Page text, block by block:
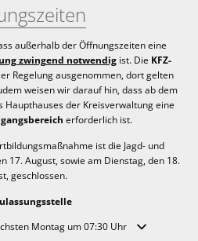
außerhalb der Öffnungszeiten eine
zwingend notwendigist. Die KFZ-
Regelung ausgenommen, dort gelten
weisen wir darauf hin, dass ab dem
Haupthauses der Kreisverwaltung eine
erforderlich ist.
ist die Jagd- und
17. August, sowie am Dienstag, den 18.
geschlossen.
oder Schließzeiten auszublenden
Montag um 07:30 Uhr